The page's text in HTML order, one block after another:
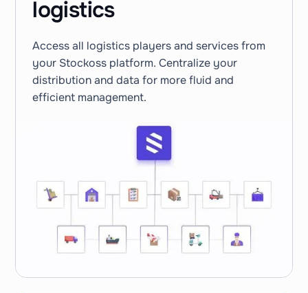
logistics
Access all logistics players and services from
your Stockoss platform. Centralize your
distribution and data for more fluid and
efficient management.